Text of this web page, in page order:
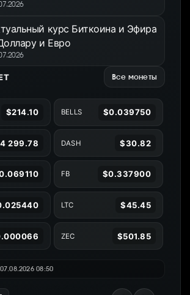
курс Биткоина и Эфира
и Евро
Все монеты
$214.10 BELLS $0.039750
299.78 DASH $30.82
FB $0.337900
LTC $45.45
ZEC $501.85
08:50